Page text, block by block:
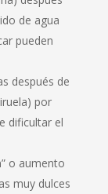
de agua
pueden
después de
por
dificultar el
o aumento
muy dulces